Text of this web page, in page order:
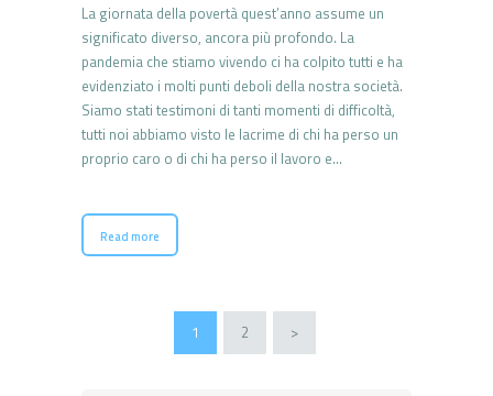
La giornata della povertà quest’anno assume un
significato diverso, ancora più profondo. La
pandemia che stiamo vivendo ci ha colpito tutti e ha
evidenziato i molti punti deboli della nostra società.
Siamo stati testimoni di tanti momenti di difficoltà,
tutti noi abbiamo visto le lacrime di chi ha perso un
proprio caro o di chi ha perso il lavoro e…
Read more
PaginazionePAGE
1 PAGE
2 >